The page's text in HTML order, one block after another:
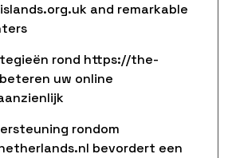
and remarkable
rond https://the-
uw online
rondom
bevordert een